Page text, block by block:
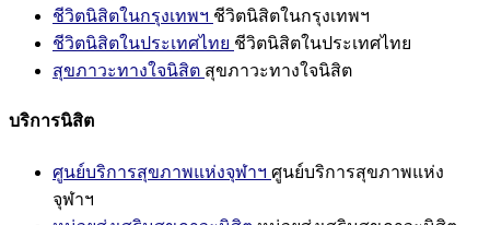
ชีวิตนิสิตในกรุงเทพฯ ชีวิตนิสิตในกรุงเทพฯ
ชีวิตนิสิตในประเทศไทย ชีวิตนิสิตในประเทศไทย
สุขภาวะทางใจนิสิต สุขภาวะทางใจนิสิต
บริการนิสิต
ศูนย์บริการสุขภาพแห่งจุฬาฯ ศูนย์บริการสุขภาพแห่ง
จุฬาฯ